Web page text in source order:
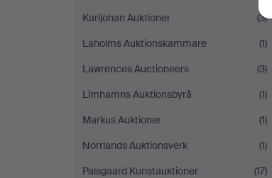
Karljohan Auktioner
(3)
Laholms Auktionskammare
(1)
Lawrences Auctioneers
(3)
Limhamns Auktionsbyrå
(1)
Markus Auktioner
(1)
Norrlands Auktionsverk
(1)
Palsgaard Kunstauktioner
(17)